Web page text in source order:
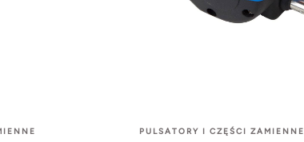
PULSATORY I CZĘŚCI ZAMIENNE